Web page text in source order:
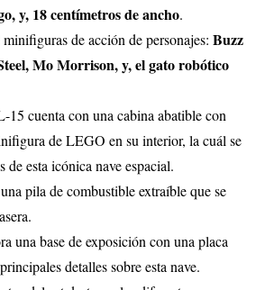
y, 18 centímetros de ancho.
de acción de personajes: Buzz
Mo Morrison, y, el gato robótico
15 cuenta con una cabina abatible con
de LEGO en su interior, la cuál se
de esta icónica nave espacial.
pila de combustible extraíble que se
una base de exposición con una placa
detalles sobre esta nave.